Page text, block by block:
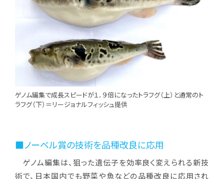
ゲノム編集で成長スピードが１．９倍になったトラフグ（上）と通常のト
ラフグ（下）＝リージョナルフィッシュ提供
■ノーベル賞の技術を品種改良に応用
ゲノム編集は、狙った遺伝子を効率良く変えられる新技
術で、日本国内でも野菜や魚などの品種改良に応用され